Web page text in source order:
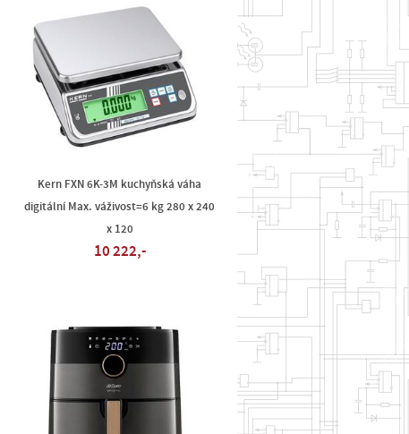
Kern FXN 6K-3M kuchyňská váha
digitální Max. váživost=6 kg 280 x 240
x 120
10 222,-